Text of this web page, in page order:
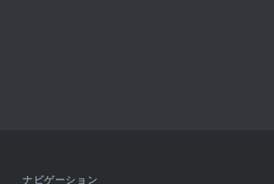
ナビゲーション